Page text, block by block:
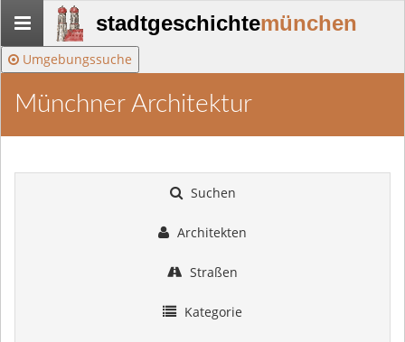
Stadtgeschichte-
München
stadtgeschichtemünchen
Umgebungssuche
Münchner Architektur
Suchen
Architekten
Straßen
Kategorie